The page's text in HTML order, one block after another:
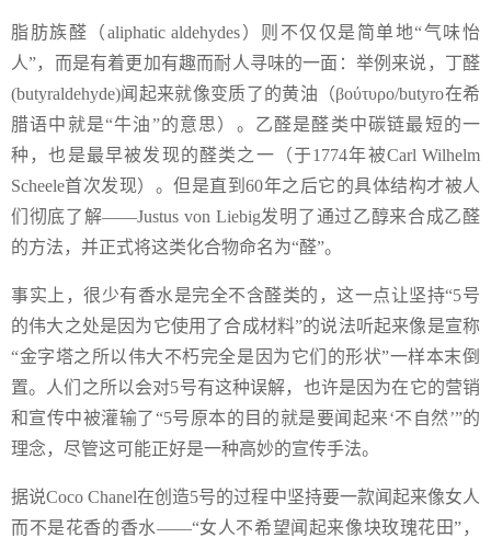
脂肪族醛（aliphatic aldehydes）则不仅仅是简单地“气味怡
人”，而是有着更加有趣而耐人寻味的一面：举例来说，丁醛
(butyraldehyde)闻起来就像变质了的黄油（βούτυρο/butyro在希
腊语中就是“牛油”的意思）。乙醛是醛类中碳链最短的一
种，也是最早被发现的醛类之一（于1774年被Carl Wilhelm
Scheele首次发现）。但是直到60年之后它的具体结构才被人
们彻底了解——Justus von Liebig发明了通过乙醇来合成乙醛
的方法，并正式将这类化合物命名为“醛”。
事实上，很少有香水是完全不含醛类的，这一点让坚持“5号
的伟大之处是因为它使用了合成材料”的说法听起来像是宣称
“金字塔之所以伟大不朽完全是因为它们的形状”一样本末倒
置。人们之所以会对5号有这种误解，也许是因为在它的营销
和宣传中被灌输了“5号原本的目的就是要闻起来‘不自然’”的
理念，尽管这可能正好是一种高妙的宣传手法。
据说Coco Chanel在创造5号的过程中坚持要一款闻起来像女人
而不是花香的香水——“女人不希望闻起来像块玫瑰花田”，